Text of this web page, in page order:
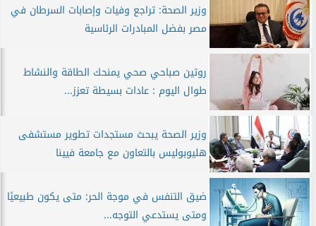
وزير الصحة: تراجع وفيات وإصابات السرطان في
مصر بفضل المبادرات الرئاسية
روتين صباحي صحي يمنحك الطاقة والنشاط
طوال اليوم : عادات بسيطة تعزز...
وزير الصحة يبحث مستجدات تطوير مستشفى
هليوبوليس بالتعاون مع جامعة فيينا
ضيق التنفس في موجة الحر: متى يكون طبيعيًا
ومتى يستدعي التوجه...